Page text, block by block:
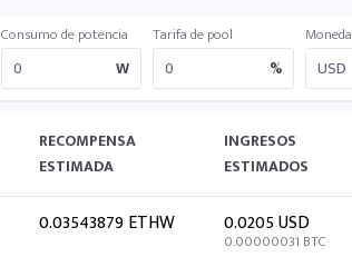
Consumo de potencia
W
Tarifa de pool
%
Moneda
RECOMPENSA
ESTIMADA
INGRESOS
ESTIMADOS
0.03543879 ETHW 0.0205 USD
0.00000031 BTC